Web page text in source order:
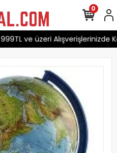
999TL ve üzeri Alışverişlerinizde
0